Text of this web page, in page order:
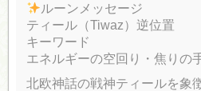
ルーンメッセージ
ティール（Tiwaz）逆位置
キーワード
エネルギーの空回り・焦りの
北欧神話の戦神ティールを象